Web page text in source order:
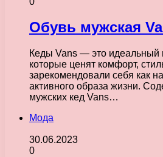
Обувь мужская
Кеды Vans — это идеальный
которые ценят комфорт,
зарекомендовали себя как
активного образа жизни.
мужских кед Vans…
Мода
30.06.2023
0